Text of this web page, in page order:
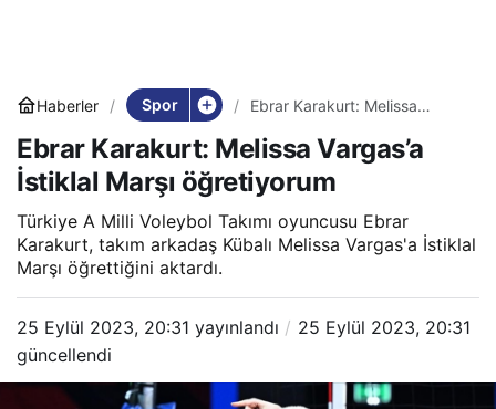
Haberler Spor
Ebrar Karakurt: Melissa
öğretiyorum
Ebrar Karakurt: Melissa Vargas’a
İstiklal Marşı öğretiyorum
Türkiye A Milli Voleybol Takımı oyuncusu Ebrar
Karakurt, takım arkadaş Kübalı Melissa Vargas'a İstiklal
Marşı öğrettiğini aktardı.
25 Eylül 2023, 20:31 yayınlandı
25 Eylül 2023, 20:31
güncellendi